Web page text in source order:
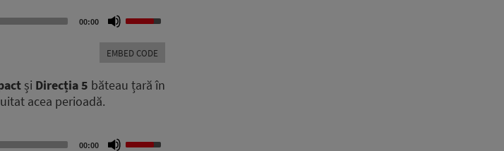
00:00
Up/Down
keys
increase
EMBED CODE
și Direcția 5 băteau țară în
acea perioadă.
00:00